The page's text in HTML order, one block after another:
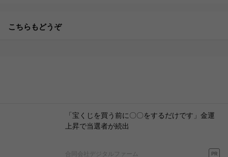
こちらもどうぞ
「宝くじを買う前に〇〇をするだけです」金運
上昇で当選者が続出
合同会社デジタルファーム PR